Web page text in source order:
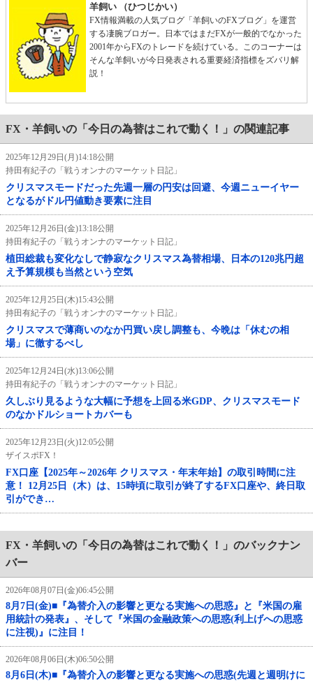
羊飼い （ひつじかい）
FX情報満載の人気ブログ「羊飼いのFXブログ」を運営
する凄腕ブロガー。日本ではまだFXが一般的でなかった
2001年からFXのトレードを続けている。このコーナーは
そんな羊飼いが今日発表される重要経済指標をズバリ解
説！
FX・羊飼いの「今日の為替はこれで動く！」の関連記事
2025年12月29日(月)14:18公開
持田有紀子の「戦うオンナのマーケット日記」
クリスマスモードだった先週一層の円安は回避、今週ニューイヤー
となるがドル円値動き要素に注目
2025年12月26日(金)13:18公開
持田有紀子の「戦うオンナのマーケット日記」
植田総裁も変化なしで静寂なクリスマス為替相場、日本の120兆円超
え予算規模も当然という空気
2025年12月25日(木)15:43公開
持田有紀子の「戦うオンナのマーケット日記」
クリスマスで薄商いのなか円買い戻し調整も、今晩は「休むの相
場」に徹するべし
2025年12月24日(水)13:06公開
持田有紀子の「戦うオンナのマーケット日記」
久しぶり見るような大幅に予想を上回る米GDP、クリスマスモード
のなかドルショートカバーも
2025年12月23日(火)12:05公開
ザイスポFX！
FX口座【2025年～2026年 クリスマス・年末年始】の取引時間に注
意！ 12月25日（木）は、15時頃に取引が終了するFX口座や、終日取
引ができ…
FX・羊飼いの「今日の為替はこれで動く！」のバックナン
バー
2026年08月07日(金)06:45公開
8月7日(金)■『為替介入の影響と更なる実施への思惑』と『米国の雇
用統計の発表』、そして『米国の金融政策への思惑(利上げへの思惑
に注視)』に注目！
2026年08月06日(木)06:50公開
8月6日(木)■『為替介入の影響と更なる実施への思惑(先週と週明けに